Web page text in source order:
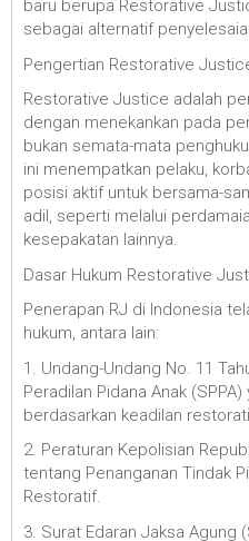
baru berupa Restorative
sebagai alternatif
Pengertian Restorative
Restorative Justice adalah
dengan menekankan pada
bukan semata-mata
ini menempatkan pelaku,
posisi aktif untuk bersama-
adil, seperti melalui
kesepakatan lainnya.
Dasar Hukum Restorative
Penerapan RJ di Indonesia
hukum, antara lain:
1. Undang-Undang No. 11
Peradilan Pidana Anak
berdasarkan keadilan
2. Peraturan Kepolisian
tentang Penanganan Tindak
Restoratif.
3. Surat Edaran Jaksa Agung